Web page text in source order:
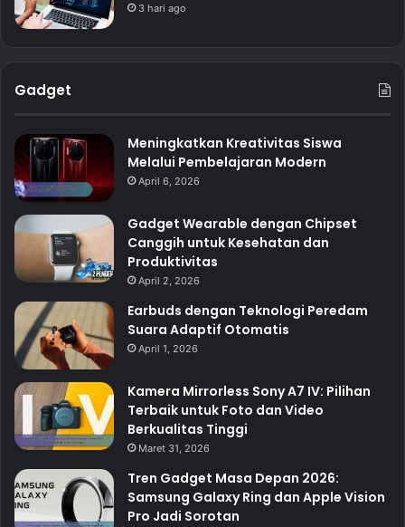
3 hari ago
Gadget
Meningkatkan Kreativitas Siswa
Melalui Pembelajaran Modern
April 6, 2026
Gadget Wearable dengan Chipset
Canggih untuk Kesehatan dan
Produktivitas
April 2, 2026
Earbuds dengan Teknologi Peredam
Suara Adaptif Otomatis
April 1, 2026
Kamera Mirrorless Sony A7 IV: Pilihan
Terbaik untuk Foto dan Video
Berkualitas Tinggi
Maret 31, 2026
Tren Gadget Masa Depan 2026:
Samsung Galaxy Ring dan Apple Vision
Pro Jadi Sorotan